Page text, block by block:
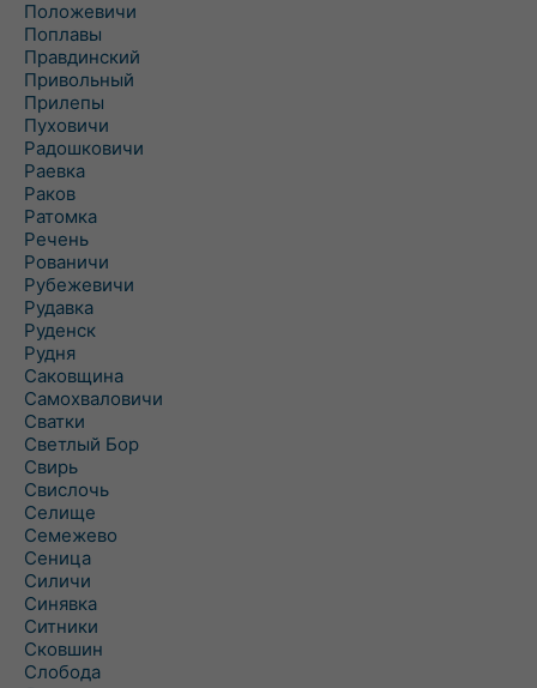
Положевичи
Поплавы
Правдинский
Привольный
Прилепы
Пуховичи
Радошковичи
Раевка
Раков
Ратомка
Речень
Рованичи
Рубежевичи
Рудавка
Руденск
Рудня
Саковщина
Самохваловичи
Сватки
Светлый Бор
Свирь
Свислочь
Селище
Семежево
Сеница
Силичи
Синявка
Ситники
Сковшин
Слобода